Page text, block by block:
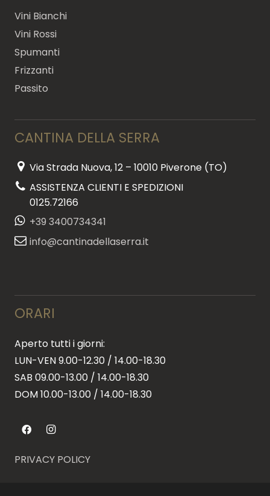
Vini Bianchi
Vini Rossi
Spumanti
Frizzanti
Passito
CANTINA DELLA SERRA
Via Strada Nuova, 12 – 10010 Piverone (TO)
ASSISTENZA CLIENTI E SPEDIZIONI
0125.72166
+39 3400734341
info@cantinadellaserra.it
ORARI
Aperto tutti i giorni:
LUN-VEN 9.00-12.30 / 14.00-18.30
SAB 09.00-13.00 / 14.00-18.30
DOM 10.00-13.00 / 14.00-18.30
PRIVACY POLICY